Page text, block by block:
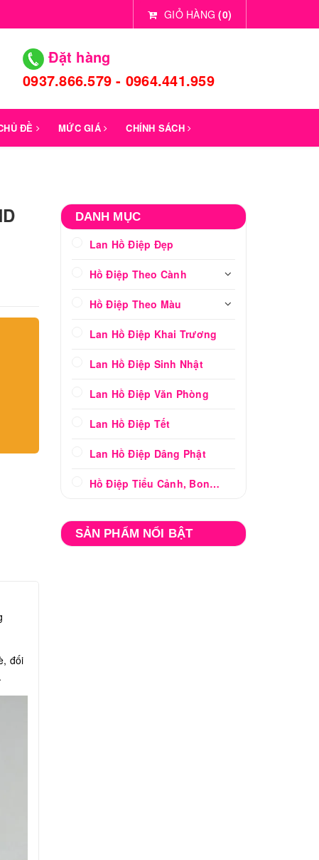
GIỎ HÀNG (0)
Đặt hàng
0937.866.579 - 0964.441.959
ĐỀ MỨC GIÁ CHÍNH SÁCH
đối
DANH MỤC
Lan Hồ Điệp Đẹp
Hồ Điệp Theo Cành
Hồ Điệp Theo Màu
Lan Hồ Điệp Khai Trương
Lan Hồ Điệp Sinh Nhật
Lan Hồ Điệp Văn Phòng
Lan Hồ Điệp Tết
Lan Hồ Điệp Dâng Phật
Hồ Điệp Tiểu Cảnh, Bonsai
SẢN PHẨM NỔI BẬT